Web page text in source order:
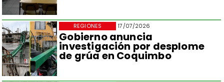
17/07/2026
Gobierno anuncia
investigación por desplome
de grúa en Coquimbo
REGIONES